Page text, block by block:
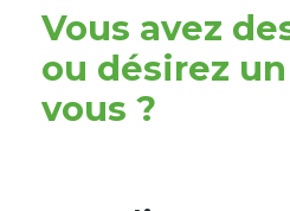
Vous avez
ou désirez
vous ?